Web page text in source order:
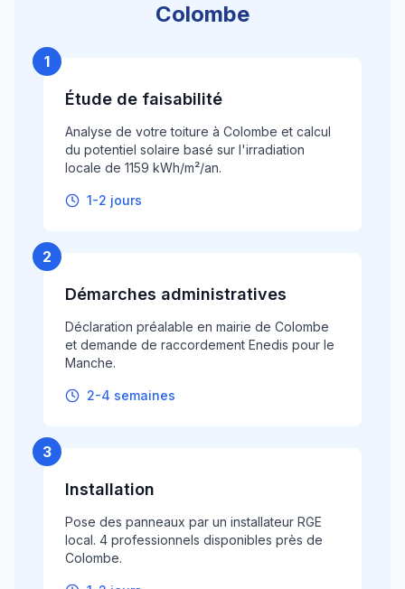
Colombe
1
Étude de faisabilité
Analyse de votre toiture à Colombe et calcul
du potentiel solaire basé sur l'irradiation
locale de 1159 kWh/m²/an.
1-2 jours
2
Démarches administratives
Déclaration préalable en mairie de Colombe
et demande de raccordement Enedis pour le
Manche.
2-4 semaines
3
Installation
Pose des panneaux par un installateur RGE
local. 4 professionnels disponibles près de
Colombe.